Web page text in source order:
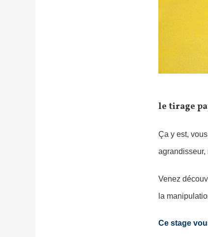
le tirage
Ça y est,
agrandisseur,
Venez
la
Ce stage